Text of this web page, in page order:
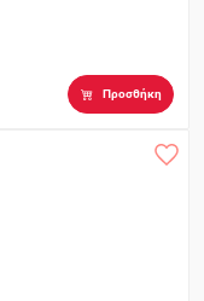
Προσθήκη